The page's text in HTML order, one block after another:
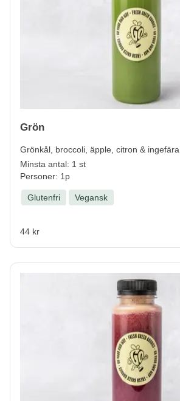
Grön
Grönkål, broccoli, äpple, citron &
Minsta antal: 1 st
Personer: 1p
Glutenfri Vegansk
44 kr